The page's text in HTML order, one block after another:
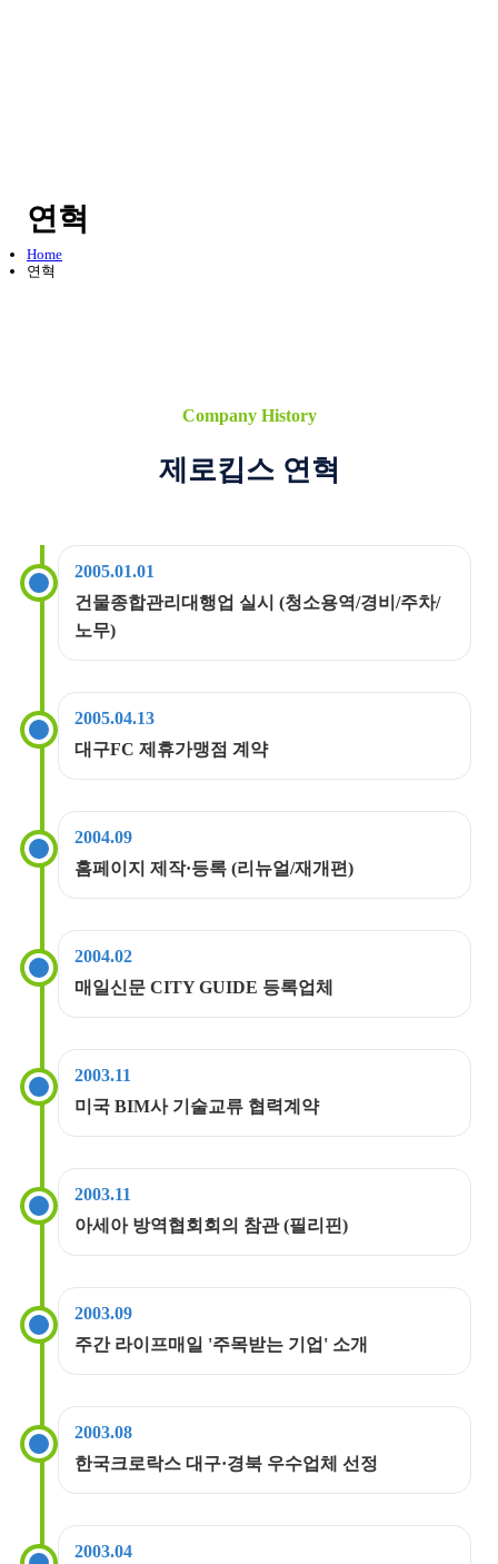
연혁
Home
연혁
Company History
제로킵스 연혁
2005.01.01
건물종합관리대행업 실시 (청소용역/경비/주차/
노무)
2005.04.13
대구FC 제휴가맹점 계약
2004.09
홈페이지 제작·등록 (리뉴얼/재개편)
2004.02
매일신문 CITY GUIDE 등록업체
2003.11
미국 BIM사 기술교류 협력계약
2003.11
아세아 방역협회회의 참관 (필리핀)
2003.09
주간 라이프매일 '주목받는 기업' 소개
2003.08
한국크로락스 대구·경북 우수업체 선정
2003.04